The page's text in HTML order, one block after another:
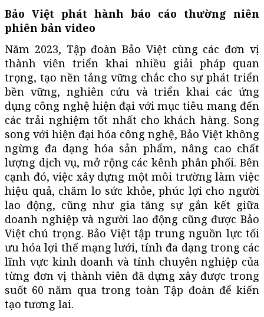
Bảo Việt phát hành báo cáo thường niên
phiên bản video
Năm 2023, Tập đoàn Bảo Việt cùng các đơn vị
thành viên triển khai nhiều giải pháp quan
trọng, tạo nền tảng vững chắc cho sự phát triển
bền vững, nghiên cứu và triển khai các ứng
dụng công nghệ hiện đại với mục tiêu mang đến
các trải nghiệm tốt nhất cho khách hàng. Song
song với hiện đại hóa công nghệ, Bảo Việt không
ngừng đa dạng hóa sản phẩm, nâng cao chất
lượng dịch vụ, mở rộng các kênh phân phối. Bên
cạnh đó, việc xây dựng một môi trường làm việc
hiệu quả, chăm lo sức khỏe, phúc lợi cho người
lao động, cũng như gia tăng sự gắn kết giữa
doanh nghiệp và người lao động cũng được Bảo
Việt chú trọng. Bảo Việt tập trung nguồn lực tối
ưu hóa lợi thế mạng lưới, tính đa dạng trong các
lĩnh vực kinh doanh và tính chuyên nghiệp của
từng đơn vị thành viên đã dựng xây được trong
suốt 60 năm qua trong toàn Tập đoàn để kiến
tạo tương lai.